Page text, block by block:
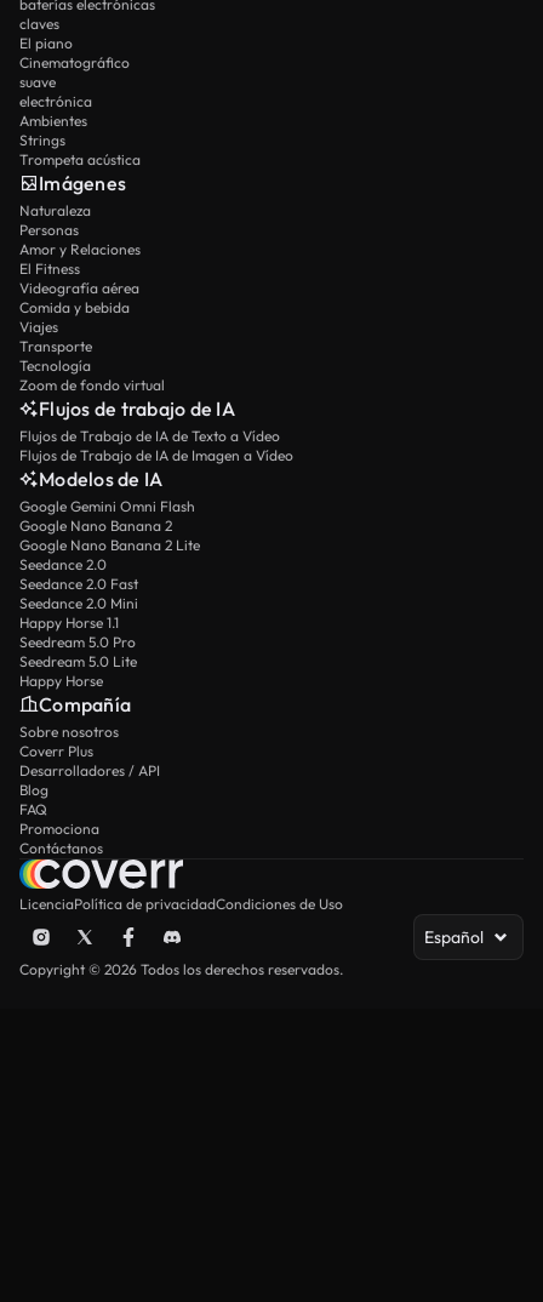
baterías electrónicas
claves
El piano
Cinematográfico
suave
electrónica
Ambientes
Strings
Trompeta acústica
Imágenes
Naturaleza
Personas
Amor y Relaciones
El Fitness
Videografía aérea
Comida y bebida
Viajes
Transporte
Tecnología
Zoom de fondo virtual
Flujos de trabajo de IA
Flujos de Trabajo de IA de Texto a Vídeo
Flujos de Trabajo de IA de Imagen a Vídeo
Modelos de IA
Google Gemini Omni Flash
Google Nano Banana 2
Google Nano Banana 2 Lite
Seedance 2.0
Seedance 2.0 Fast
Seedance 2.0 Mini
Happy Horse 1.1
Seedream 5.0 Pro
Seedream 5.0 Lite
Happy Horse
Compañía
Sobre nosotros
Coverr Plus
Desarrolladores / API
Blog
FAQ
Promociona
Contáctanos
LicenciaPolítica de privacidadCondiciones de Uso
Español
Copyright © 2026 Todos los derechos reservados.